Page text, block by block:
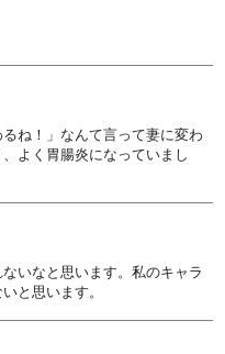
ね！」なんて言って妻に変わ
よく胃腸炎になっていまし
いなと思います。私のキャラ
と思います。